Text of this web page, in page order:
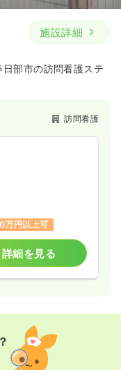
施設詳細
部市の訪問看護ステ
訪問看護
万円以上可
詳細を見る